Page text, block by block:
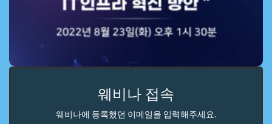
웨비나 접속
웨비나에 등록했던 이메일을 입력해주세요.